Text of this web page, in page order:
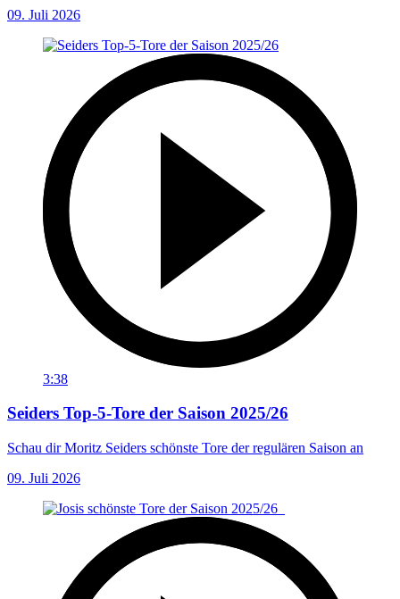
09. Juli 2026
3:38
Seiders Top-5-Tore der Saison 2025/26
Schau dir Moritz Seiders schönste Tore der regulären Saison an
09. Juli 2026